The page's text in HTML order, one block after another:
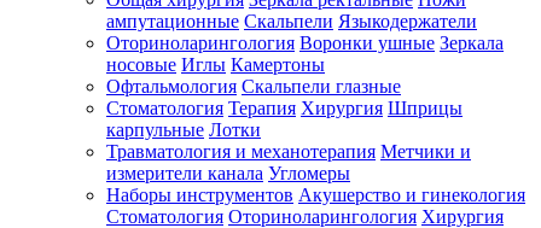
ампутационные Скальпели Языкодержатели
Оториноларингология Воронки ушные Зеркала
носовые Иглы Камертоны
Офтальмология Скальпели глазные
Стоматология Терапия Хирургия Шприцы
карпульные Лотки
Травматология и механотерапия Метчики и
измерители канала Угломеры
Наборы инструментов Акушерство и гинекология
Стоматология Оториноларингология Хирургия